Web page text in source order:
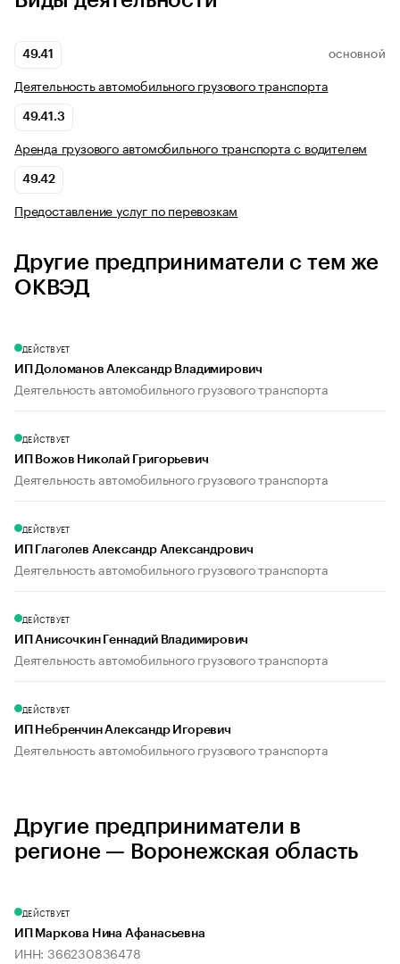
49.41 ОСНОВНОЙ
Деятельность автомобильного грузового транспорта
49.41.3
Аренда грузового автомобильного транспорта с водителем
49.42
Предоставление услуг по перевозкам
Другие предприниматели с тем же
ОКВЭД
ДЕЙСТВУЕТ
ИП Доломанов Александр Владимирович
Деятельность автомобильного грузового транспорта
ДЕЙСТВУЕТ
ИП Вожов Николай Григорьевич
Деятельность автомобильного грузового транспорта
ДЕЙСТВУЕТ
ИП Глаголев Александр Александрович
Деятельность автомобильного грузового транспорта
ДЕЙСТВУЕТ
ИП Анисочкин Геннадий Владимирович
Деятельность автомобильного грузового транспорта
ДЕЙСТВУЕТ
ИП Небренчин Александр Игоревич
Деятельность автомобильного грузового транспорта
Другие предприниматели в
регионе — Воронежская область
ДЕЙСТВУЕТ
ИП Маркова Нина Афанасьевна
ИНН: 366230836478